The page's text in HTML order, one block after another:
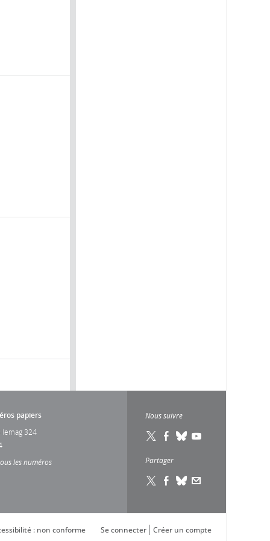
papiers
lemag 324
les numéros
Nous suivre
Partager
Créer un compte
Se connecter
: non conforme